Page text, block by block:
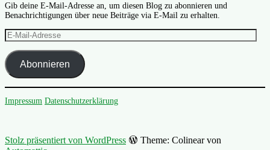
Gib deine E-Mail-Adresse an, um diesen Blog zu abonnieren und
Benachrichtigungen über neue Beiträge via E-Mail zu erhalten.
E-
Mail-
Adresse
Abonnieren
Impressum Datenschutzerklärung
Stolz präsentiert von WordPress
Theme: Colinear von